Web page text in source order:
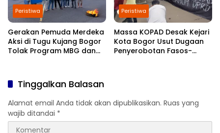
Peristiwa
Gerakan Pemuda Merdeka
Aksi di Tugu Kujang Bogor
Tolak Program MBG dan
Peristiwa
Massa KOPAD Desak Kejari
Kota Bogor Usut Dugaan
Penyerobotan Fasos-
Tinggalkan Balasan
Alamat email Anda tidak akan dipublikasikan. Ruas yang
wajib ditandai *